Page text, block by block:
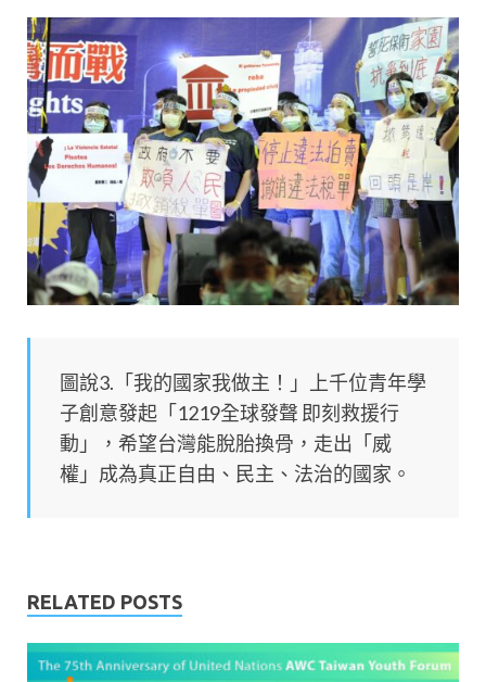
圖說3.「我的國家我做主！」上千位青年學
子創意發起「1219全球發聲 即刻救援行
動」，希望台灣能脫胎換骨，走出「威
權」成為真正自由、民主、法治的國家。
RELATED POSTS